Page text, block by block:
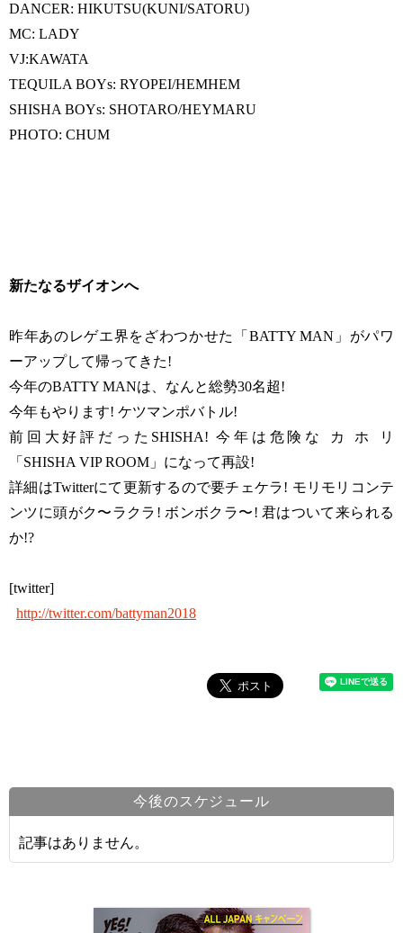
DANCER: HIKUTSU(KUNI/SATORU)
MC: LADY
VJ:KAWATA
TEQUILA BOYs: RYOPEI/HEMHEM
SHISHA BOYs: SHOTARO/HEYMARU
PHOTO: CHUM
新たなるザイオンへ
昨年あのレゲエ界をざわつかせた「BATTY MAN」がパワ
ーアップして帰ってきた!
今年のBATTY MANは、なんと総勢30名超!
今年もやります! ケツマンポバトル!
前回大好評だったSHISHA! 今年は危険な カ ホ リ
「SHISHA VIP ROOM」になって再設!
詳細はTwitterにて更新するので要チェケラ! モリモリコンテ
ンツに頭がク〜ラクラ! ボンボクラ〜! 君はついて来られる
か!?
[twitter]
http://twitter.com/battyman2018
今後のスケジュール
記事はありません。